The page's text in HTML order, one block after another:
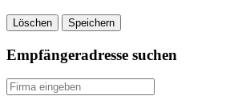
Löschen Speichern
Empfängeradresse suchen